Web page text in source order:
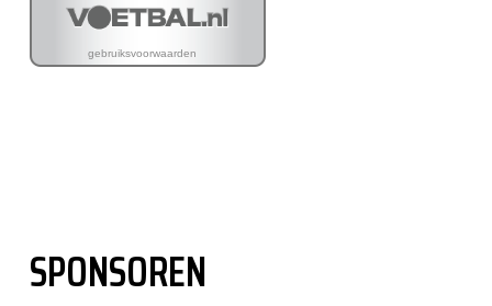
SPONSOREN